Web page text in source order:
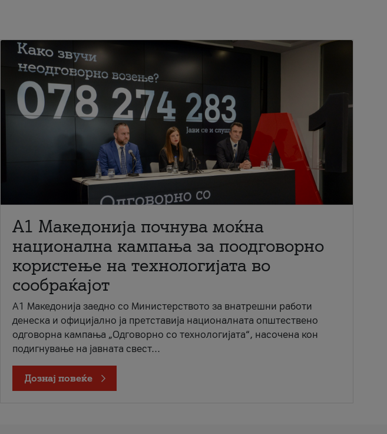
A1 Македонија почнува моќна
национална кампања за поодговорно
користење на технологијата во
сообраќајот
A1 Македонија заедно со Министерството за внатрешни работи
денеска и официјално ја претставија националната општествено
одговорна кампања „Одговорно со технологијата“, насочена кон
подигнување на јавната свест...
Дознај повеќе